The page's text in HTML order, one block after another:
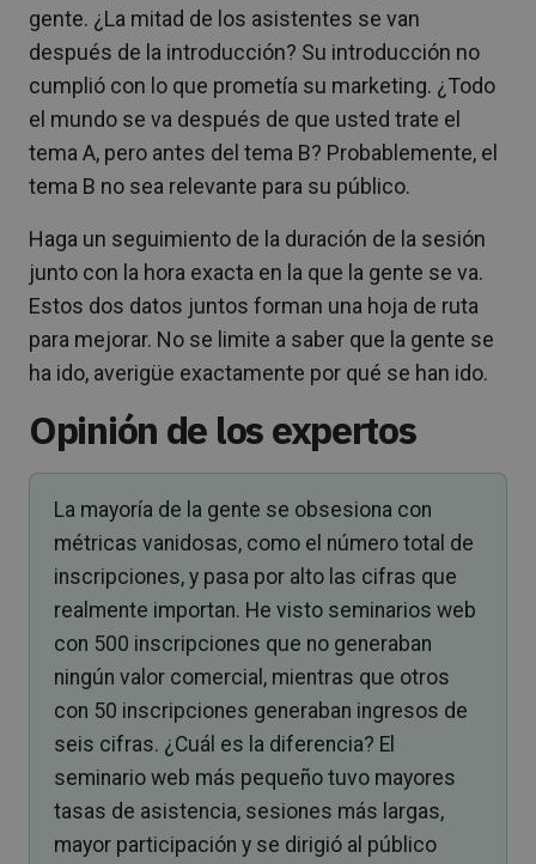
gente. ¿La mitad de los asistentes se van
después de la introducción? Su introducción no
cumplió con lo que prometía su marketing. ¿Todo
el mundo se va después de que usted trate el
tema A, pero antes del tema B? Probablemente, el
tema B no sea relevante para su público.
Haga un seguimiento de la duración de la sesión
junto con la hora exacta en la que la gente se va.
Estos dos datos juntos forman una hoja de ruta
para mejorar. No se limite a saber que la gente se
ha ido, averigüe exactamente por qué se han ido.
Opinión de los expertos
La mayoría de la gente se obsesiona con
métricas vanidosas, como el número total de
inscripciones, y pasa por alto las cifras que
realmente importan. He visto seminarios web
con 500 inscripciones que no generaban
ningún valor comercial, mientras que otros
con 50 inscripciones generaban ingresos de
seis cifras. ¿Cuál es la diferencia? El
seminario web más pequeño tuvo mayores
tasas de asistencia, sesiones más largas,
mayor participación y se dirigió al público